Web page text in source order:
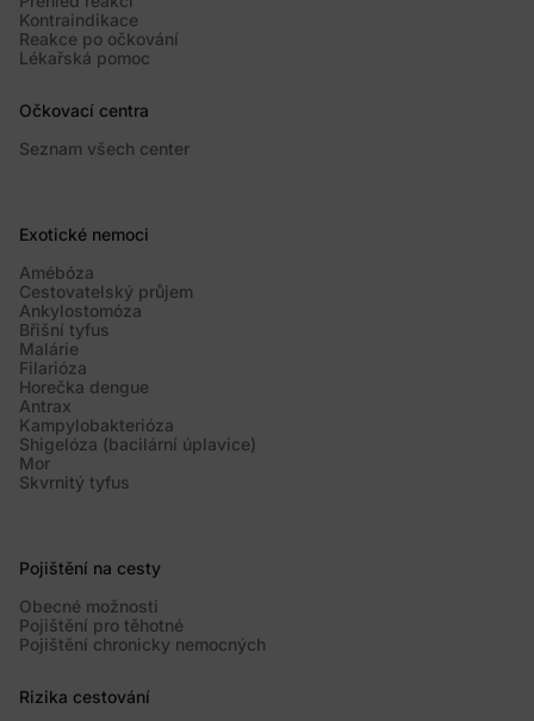
Kontraindikace
Reakce po očkování
Lékařská pomoc
Očkovací centra
Seznam všech center
Exotické nemoci
Amébóza
Cestovatelský průjem
Ankylostomóza
Břišní tyfus
Malárie
Filarióza
Horečka dengue
Antrax
Kampylobakterióza
Shigelóza (bacilární úplavice)
Mor
Skvrnitý tyfus
Pojištění na cesty
Obecné možnosti
Pojištění pro těhotné
Pojištění chronicky nemocných
Rizika cestování